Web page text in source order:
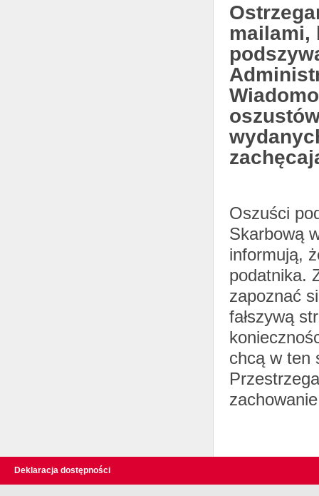
mailami,
Oszuści
Skarbową
informują,
podatnika.
zapoznać
fałszywą
chcą w ten
Deklaracja dostępności